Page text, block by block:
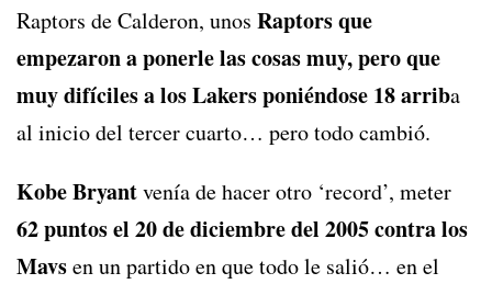
Raptors de Calderon, unos Raptors que
empezaron a ponerle las cosas muy, pero que
muy difíciles a los Lakers poniéndose 18 arriba
al inicio del tercer cuarto… pero todo cambió.
Kobe Bryantvenía de hacer otro ‘record’, meter
62 puntos el 20 de diciembre del 2005 contra los
Mavsen un partido en que todo le salió… en el